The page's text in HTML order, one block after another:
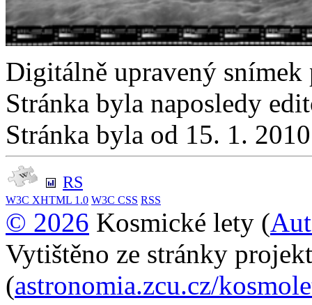
Digitálně upravený
Stránka byla naposledy
Stránka byla od 15. 1.
RS
W3C XHTML 1.0 W3C CSS RSS
© 2026 Kosmické lety (
Vytištěno ze stránky
(astronomia.zcu.cz/